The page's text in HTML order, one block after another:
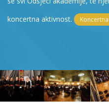
koncertna aktivnost.